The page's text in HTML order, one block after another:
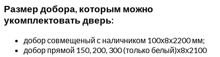
Размер добора, которым можно
укомплектовать дверь:
добор совмещеный с наличником 100х8х2200 мм;
добор прямой 150, 200, 300 (только белый)х8х2100